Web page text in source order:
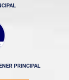
PRINCIPAL